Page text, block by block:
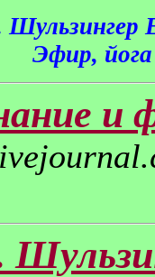
Шульзингер
Эфир,
и